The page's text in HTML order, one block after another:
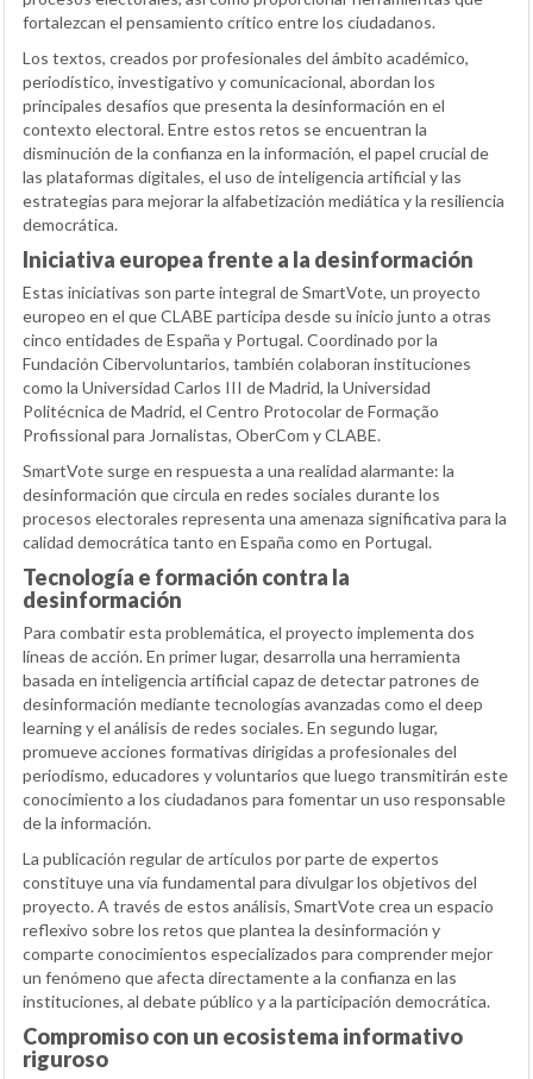
fortalezcan el pensamiento crítico entre los ciudadanos.
Los textos, creados por profesionales del ámbito académico,
periodístico, investigativo y comunicacional, abordan los
principales desafíos que presenta la desinformación en el
contexto electoral. Entre estos retos se encuentran la
disminución de la confianza en la información, el papel crucial de
las plataformas digitales, el uso de inteligencia artificial y las
estrategias para mejorar la alfabetización mediática y la resiliencia
democrática.
Iniciativa europea frente a la desinformación
Estas iniciativas son parte integral de SmartVote, un proyecto
europeo en el que CLABE participa desde su inicio junto a otras
cinco entidades de España y Portugal. Coordinado por la
Fundación Cibervoluntarios, también colaboran instituciones
como la Universidad Carlos III de Madrid, la Universidad
Politécnica de Madrid, el Centro Protocolar de Formação
Profissional para Jornalistas, OberCom y CLABE.
SmartVote surge en respuesta a una realidad alarmante: la
desinformación que circula en redes sociales durante los
procesos electorales representa una amenaza significativa para la
calidad democrática tanto en España como en Portugal.
Tecnología e formación contra la
desinformación
Para combatir esta problemática, el proyecto implementa dos
líneas de acción. En primer lugar, desarrolla una herramienta
basada en inteligencia artificial capaz de detectar patrones de
desinformación mediante tecnologías avanzadas como el deep
learning y el análisis de redes sociales. En segundo lugar,
promueve acciones formativas dirigidas a profesionales del
periodismo, educadores y voluntarios que luego transmitirán este
conocimiento a los ciudadanos para fomentar un uso responsable
de la información.
La publicación regular de artículos por parte de expertos
constituye una vía fundamental para divulgar los objetivos del
proyecto. A través de estos análisis, SmartVote crea un espacio
reflexivo sobre los retos que plantea la desinformación y
comparte conocimientos especializados para comprender mejor
un fenómeno que afecta directamente a la confianza en las
instituciones, al debate público y a la participación democrática.
Compromiso con un ecosistema informativo
riguroso